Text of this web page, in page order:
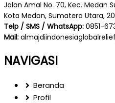
Jalan Amal No. 70, Kec. Medan
Kota Medan, Sumatera Utara,
Telp / SMS / WhatsApp: 0851-
Mail:
NAVIGASI
Beranda
Profil